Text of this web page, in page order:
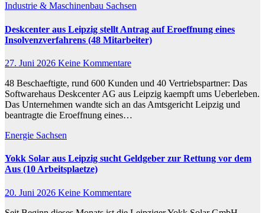
Industrie & Maschinenbau Sachsen
Deskcenter aus Leipzig stellt Antrag auf Eroeffnung eines
Insolvenzverfahrens (48 Mitarbeiter)
27. Juni 2026 Keine Kommentare
48 Beschaeftigte, rund 600 Kunden und 40 Vertriebspartner: Das
Softwarehaus Deskcenter AG aus Leipzig kaempft ums Ueberleben.
Das Unternehmen wandte sich an das Amtsgericht Leipzig und
beantragte die Eroeffnung eines…
Energie Sachsen
Yokk Solar aus Leipzig sucht Geldgeber zur Rettung vor dem
Aus (10 Arbeitsplaetze)
20. Juni 2026 Keine Kommentare